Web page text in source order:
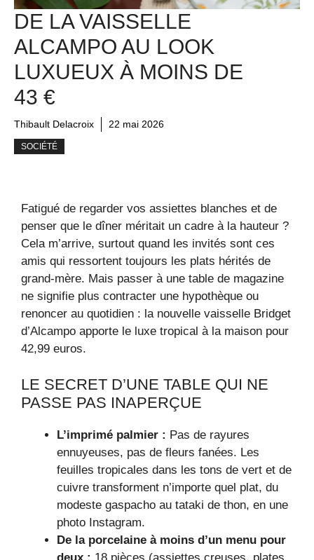
DE LA VAISSELLE
ALCAMPO AU LOOK
LUXUEUX À MOINS DE
43 €
Thibault Delacroix 22 mai 2026
SOCIÉTÉ
Fatigué de regarder vos assiettes blanches et de
penser que le dîner méritait un cadre à la hauteur ?
Cela m’arrive, surtout quand les invités sont ces
amis qui ressortent toujours les plats hérités de
grand-mère. Mais passer à une table de magazine
ne signifie plus contracter une hypothèque ou
renoncer au quotidien : la nouvelle vaisselle Bridget
d’Alcampo apporte le luxe tropical à la maison pour
42,99 euros.
LE SECRET D’UNE TABLE QUI NE
PASSE PAS INAPERÇUE
L’imprimé palmier : Pas de rayures
ennuyeuses, pas de fleurs fanées. Les
feuilles tropicales dans les tons de vert et de
cuivre transforment n’importe quel plat, du
modeste gaspacho au tataki de thon, en une
photo Instagram.
De la porcelaine à moins d’un menu pour